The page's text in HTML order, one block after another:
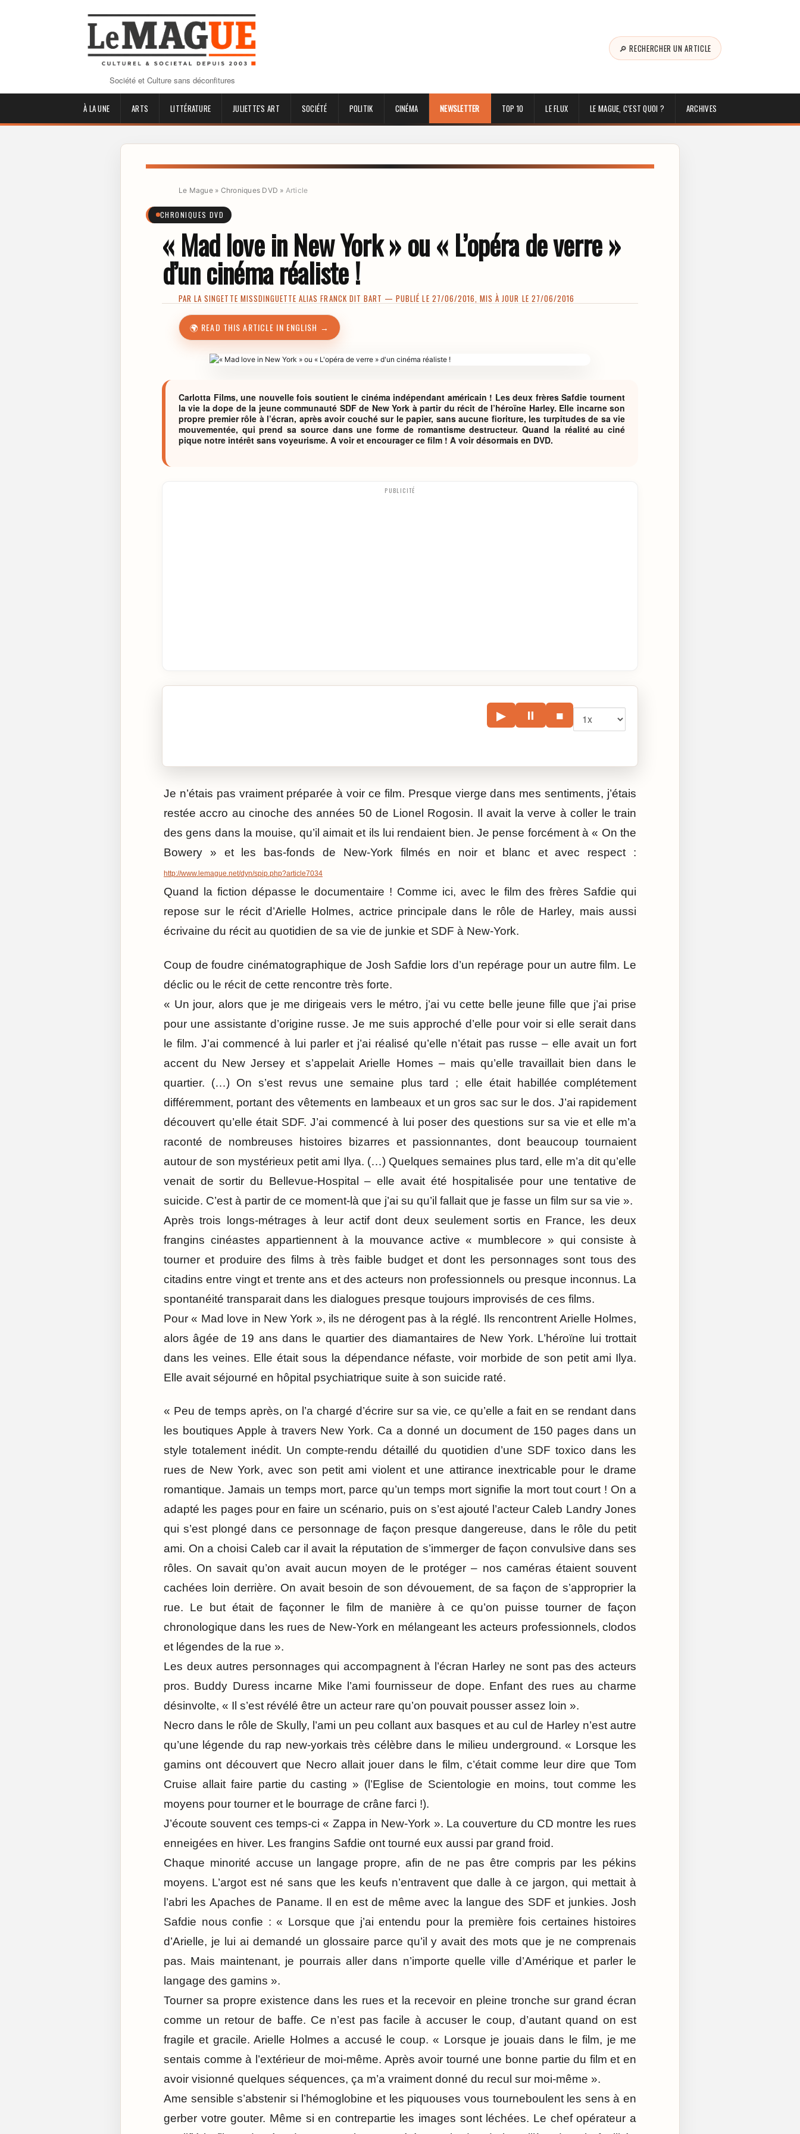
Société et Culture sans déconfitures
🔎 RECHERCHER UN ARTICLE
À LA UNE ARTS LITTÉRATURE JULIETTE'S ART SOCIÉTÉ POLITIK CINÉMA NEWSLETTER TOP 10 LE FLUX LE MAGUE, C’EST QUOI ? ARCHIVES
Le Mague» Chroniques DVD » Article
CHRONIQUES DVD
« Mad love in New York » ou « L’opéra de verre »
d’un cinéma réaliste !
PARLA SINGETTE MISSDINGUETTE ALIAS FRANCK DIT BART — PUBLIÉ LE 27/06/2016, MIS À JOUR LE 27/06/2016
🌍 READ THIS ARTICLE IN ENGLISH →
Carlotta Films, une nouvelle fois soutient le cinéma indépendant américain ! Les deux frères Safdie tournent
la vie la dope de la jeune communauté SDF de New York à partir du récit de l’héroïne Harley. Elle incarne son
propre premier rôle à l’écran, après avoir couché sur le papier, sans aucune fioriture, les turpitudes de sa vie
mouvementée, qui prend sa source dans une forme de romantisme destructeur. Quand la réalité au ciné
pique notre intérêt sans voyeurisme. A voir et encourager ce film ! A voir désormais en DVD.
PUBLICITÉ
▶ ⏸ ■
Je n’étais pas vraiment préparée à voir ce film. Presque vierge dans mes sentiments, j’étais
restée accro au cinoche des années 50 de Lionel Rogosin. Il avait la verve à coller le train
des gens dans la mouise, qu’il aimait et ils lui rendaient bien. Je pense forcément à « On the
Bowery » et les bas-fonds de New-York filmés en noir et blanc et avec respect :
http://www.lemague.net/dyn/spip.php?article7034
Quand la fiction dépasse le documentaire ! Comme ici, avec le film des frères Safdie qui
repose sur le récit d’Arielle Holmes, actrice principale dans le rôle de Harley, mais aussi
écrivaine du récit au quotidien de sa vie de junkie et SDF à New-York.
Coup de foudre cinématographique de Josh Safdie lors d’un repérage pour un autre film. Le
déclic ou le récit de cette rencontre très forte.
« Un jour, alors que je me dirigeais vers le métro, j’ai vu cette belle jeune fille que j’ai prise
pour une assistante d’origine russe. Je me suis approché d’elle pour voir si elle serait dans
le film. J’ai commencé à lui parler et j’ai réalisé qu’elle n’était pas russe – elle avait un fort
accent du New Jersey et s’appelait Arielle Homes – mais qu’elle travaillait bien dans le
quartier. (…) On s’est revus une semaine plus tard ; elle était habillée complétement
différemment, portant des vêtements en lambeaux et un gros sac sur le dos. J’ai rapidement
découvert qu’elle était SDF. J’ai commencé à lui poser des questions sur sa vie et elle m’a
raconté de nombreuses histoires bizarres et passionnantes, dont beaucoup tournaient
autour de son mystérieux petit ami Ilya. (…) Quelques semaines plus tard, elle m’a dit qu’elle
venait de sortir du Bellevue-Hospital – elle avait été hospitalisée pour une tentative de
suicide. C’est à partir de ce moment-là que j’ai su qu’il fallait que je fasse un film sur sa vie ».
Après trois longs-métrages à leur actif dont deux seulement sortis en France, les deux
frangins cinéastes appartiennent à la mouvance active « mumblecore » qui consiste à
tourner et produire des films à très faible budget et dont les personnages sont tous des
citadins entre vingt et trente ans et des acteurs non professionnels ou presque inconnus. La
spontanéité transparait dans les dialogues presque toujours improvisés de ces films.
Pour « Mad love in New York », ils ne dérogent pas à la réglé. Ils rencontrent Arielle Holmes,
alors âgée de 19 ans dans le quartier des diamantaires de New York. L’héroïne lui trottait
dans les veines. Elle était sous la dépendance néfaste, voir morbide de son petit ami Ilya.
Elle avait séjourné en hôpital psychiatrique suite à son suicide raté.
« Peu de temps après, on l’a chargé d’écrire sur sa vie, ce qu’elle a fait en se rendant dans
les boutiques Apple à travers New York. Ca a donné un document de 150 pages dans un
style totalement inédit. Un compte-rendu détaillé du quotidien d’une SDF toxico dans les
rues de New York, avec son petit ami violent et une attirance inextricable pour le drame
romantique. Jamais un temps mort, parce qu’un temps mort signifie la mort tout court ! On a
adapté les pages pour en faire un scénario, puis on s’est ajouté l’acteur Caleb Landry Jones
qui s’est plongé dans ce personnage de façon presque dangereuse, dans le rôle du petit
ami. On a choisi Caleb car il avait la réputation de s’immerger de façon convulsive dans ses
rôles. On savait qu’on avait aucun moyen de le protéger – nos caméras étaient souvent
cachées loin derrière. On avait besoin de son dévouement, de sa façon de s’approprier la
rue. Le but était de façonner le film de manière à ce qu’on puisse tourner de façon
chronologique dans les rues de New-York en mélangeant les acteurs professionnels, clodos
et légendes de la rue ».
Les deux autres personnages qui accompagnent à l’écran Harley ne sont pas des acteurs
pros. Buddy Duress incarne Mike l’ami fournisseur de dope. Enfant des rues au charme
désinvolte, « Il s’est révélé être un acteur rare qu’on pouvait pousser assez loin ».
Necro dans le rôle de Skully, l’ami un peu collant aux basques et au cul de Harley n’est autre
qu’une légende du rap new-yorkais très célèbre dans le milieu underground. « Lorsque les
gamins ont découvert que Necro allait jouer dans le film, c’était comme leur dire que Tom
Cruise allait faire partie du casting » (l’Eglise de Scientologie en moins, tout comme les
moyens pour tourner et le bourrage de crâne farci !).
J’écoute souvent ces temps-ci « Zappa in New-York ». La couverture du CD montre les rues
enneigées en hiver. Les frangins Safdie ont tourné eux aussi par grand froid.
Chaque minorité accuse un langage propre, afin de ne pas être compris par les pékins
moyens. L’argot est né sans que les keufs n’entravent que dalle à ce jargon, qui mettait à
l’abri les Apaches de Paname. Il en est de même avec la langue des SDF et junkies. Josh
Safdie nous confie : « Lorsque que j’ai entendu pour la première fois certaines histoires
d’Arielle, je lui ai demandé un glossaire parce qu’il y avait des mots que je ne comprenais
pas. Mais maintenant, je pourrais aller dans n’importe quelle ville d’Amérique et parler le
langage des gamins ».
Tourner sa propre existence dans les rues et la recevoir en pleine tronche sur grand écran
comme un retour de baffe. Ce n’est pas facile à accuser le coup, d’autant quand on est
fragile et gracile. Arielle Holmes a accusé le coup. « Lorsque je jouais dans le film, je me
sentais comme à l’extérieur de moi-même. Après avoir tourné une bonne partie du film et en
avoir visionné quelques séquences, ça m’a vraiment donné du recul sur moi-même ».
Ame sensible s’abstenir si l’hémoglobine et les piquouses vous tourneboulent les sens à en
gerber votre gouter. Même si en contrepartie les images sont léchées. Le chef opérateur a